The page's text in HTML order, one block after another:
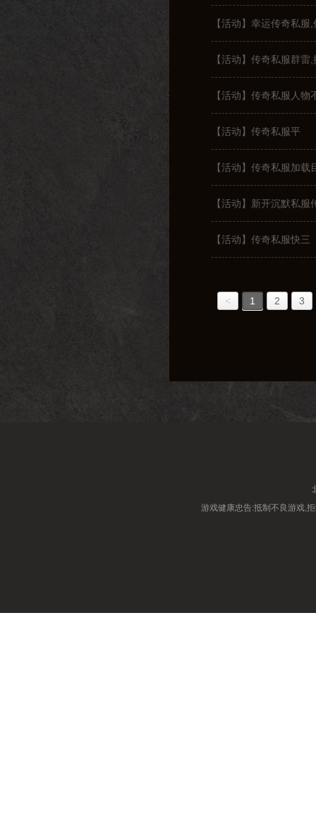
【活动】幸运传奇私
【活动】传奇私服群
【活动】传奇私服人
【活动】传奇私服平
【活动】传奇私服加
【活动】新开沉默私服
【活动】传奇私服快三
< 1 2 3
游戏健康忠告:抵制不良游戏,